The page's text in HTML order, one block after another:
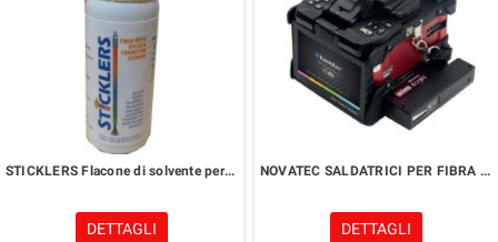
STICKLERS Flacone di solvente per la pulizia di connettori per fibra ottica
DETTAGLI
NOVATEC SALDATRICI PER FIBRA OTTICA
DETTAGLI